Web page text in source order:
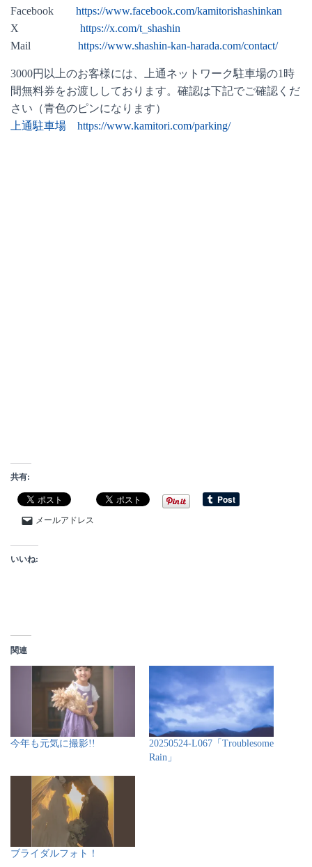
Facebook https://www.facebook.com/kamitorishashinkan
X https://x.com/t_shashin
Mail https://www.shashin-kan-harada.com/contact/
3000円以上のお客様には、上通ネットワーク駐車場の1時
間無料券をお渡ししております。確認は下記でご確認くだ
さい（青色のピンになります）
上通駐車場 https://www.kamitori.com/parking/
共有:
メールアドレス
いいね:
関連
今年も元気に撮影!!
20250524-L067「Troublesome
Rain」
ブライダルフォト！